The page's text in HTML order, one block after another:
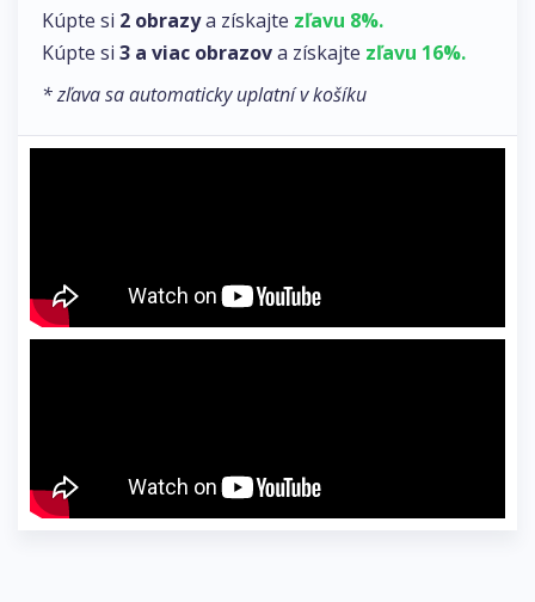
Kúpte si 2 obrazya získajte zľavu 8%.
Kúpte si 3 a viac obrazova získajte zľavu 16%.
* zľava sa automaticky uplatní v košíku